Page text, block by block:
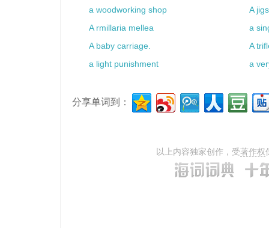
a woodworking shop
A
A rmillaria mellea
a
A baby carriage.
A
a light punishment
a
分享单词到：
以上内容独家创作，受著作权